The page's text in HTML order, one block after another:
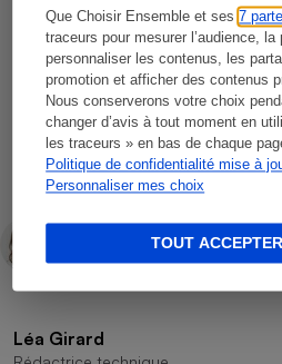
Que Choisir Ensemble et ses7
traceurs pour mesurer l’audience, la
personnaliser les contenus, les
promotion et afficher des contenus
Nous conserverons votre choix
changer d’avis à tout moment en
les traceurs » en bas de chaque
Politique de confidentialité mise à
Personnaliser mes choix
TOUT
Cécile Lelasseux
Rédactrice technique
Claire Garnier
Rédactrice technique
Domitille Vey
Rédactrice technique
Léa Girard